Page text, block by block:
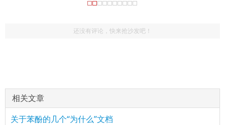
还没有评论，快来抢沙发吧！
相关文章
关于苯酚的几个“为什么”文档